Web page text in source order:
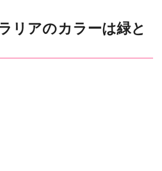
リアのカラーは緑と